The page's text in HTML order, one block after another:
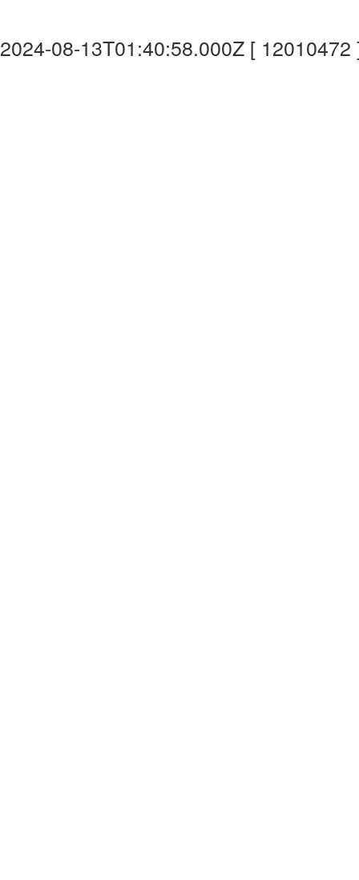
2024-08-13T01:40:58.000Z [ 12010472